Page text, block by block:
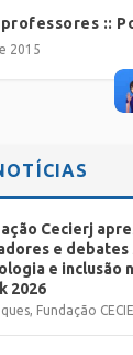
::
2015
Cecierj
e debates
e inclusão
2026
, Fundação